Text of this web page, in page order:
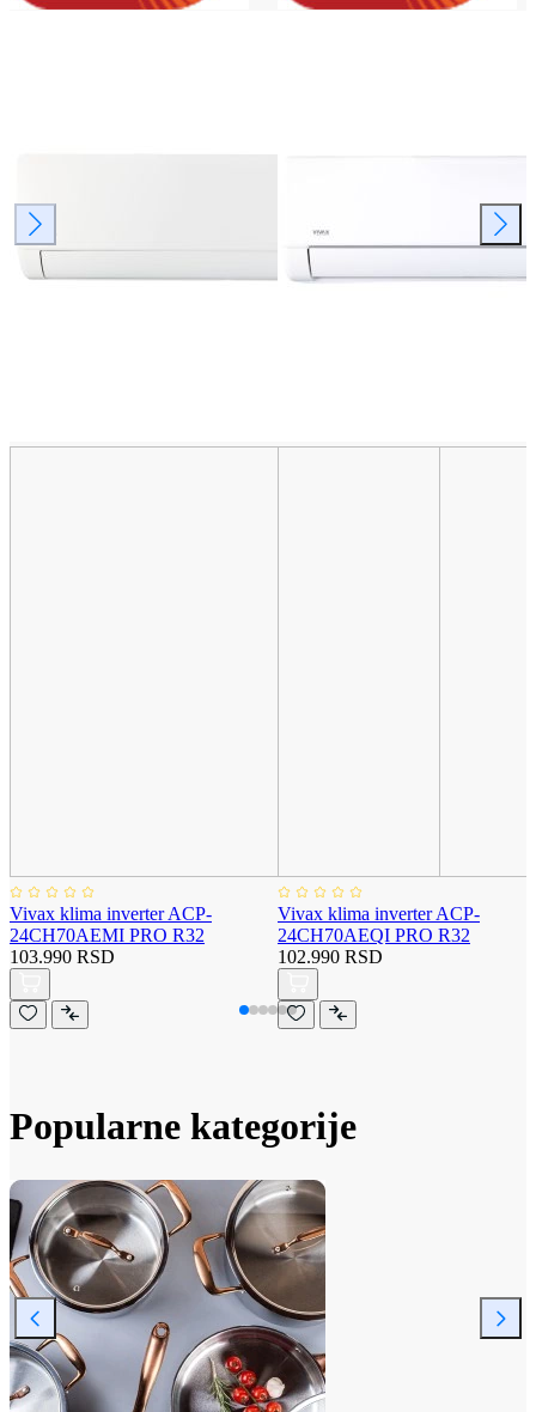
Vivax klima inverter ACP-
24CH70AEMI PRO R32
103.990 RSD
Vivax klima inverter ACP-
24CH70AEQI PRO R32
102.990 RSD
Popularne kategorije